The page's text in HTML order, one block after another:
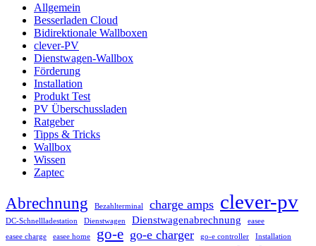
Allgemein
Besserladen Cloud
Bidirektionale Wallboxen
clever-PV
Dienstwagen-Wallbox
Förderung
Installation
Produkt Test
PV Überschussladen
Ratgeber
Tipps & Tricks
Wallbox
Wissen
Zaptec
Abrechnung Bezahlterminal charge amps clever-pv
DC-Schnellladestation Dienstwagen Dienstwagenabrechnung
easee
easee charge
easee home go-e go-e charger go-e controller Installation